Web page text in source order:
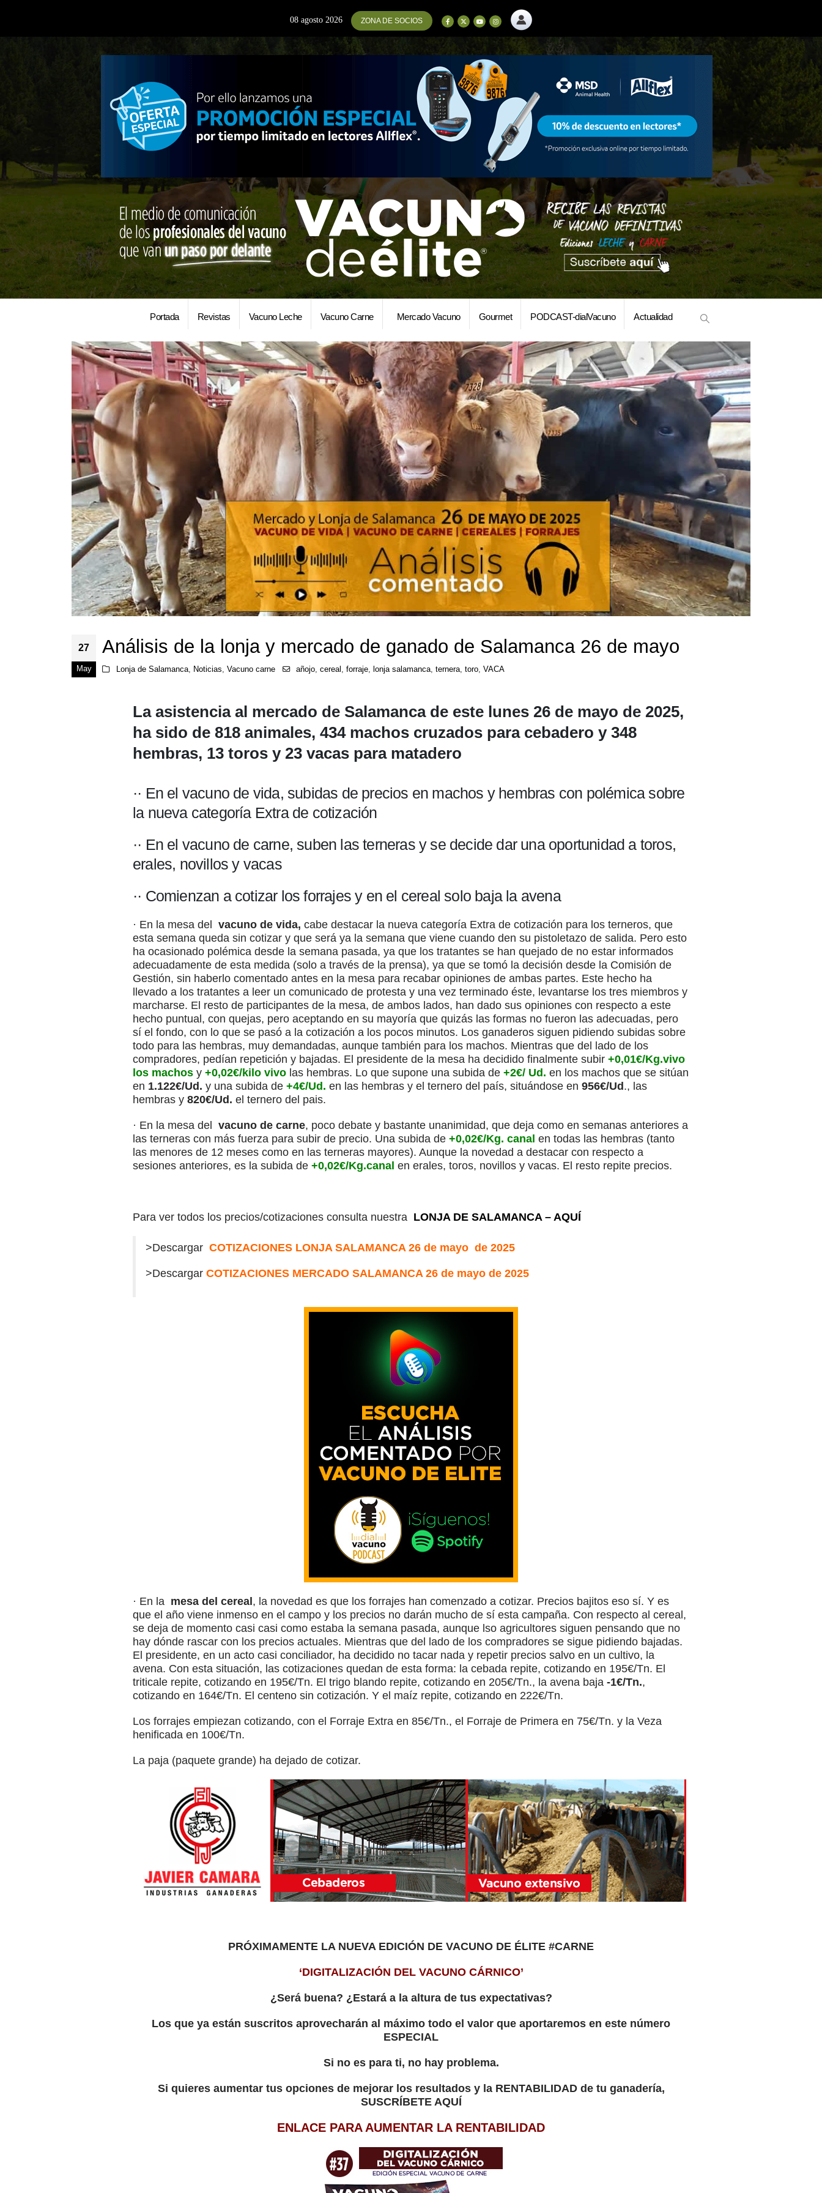
08 agosto 2026 ZONA DE SOCIOS
Portada Revistas Vacuno Leche Vacuno Carne Mercado Vacuno Gourmet PODCAST-dialVacuno Actualidad
27
May
Análisis de la lonja y mercado de ganado de Salamanca 26 de mayo
Lonja de Salamanca, Noticias, Vacuno carne añojo,cereal ,forraje, lonja salamanca,ternera,toro,VACA
La asistencia al mercado de Salamanca de este lunes 26 de mayo de 2025,
ha sido de 818 animales, 434 machos cruzados para cebadero y 348
hembras, 13 toros y 23 vacas para matadero
·· En el vacuno de vida, subidas de precios en machos y hembras con polémica sobre
la nueva categoría Extra de cotización
·· En el vacuno de carne, suben las terneras y se decide dar una oportunidad a toros,
erales, novillos y vacas
·· Comienzan a cotizar los forrajes y en el cereal solo baja la avena
· En la mesa del vacuno de vida, cabe destacar la nueva categoría Extra de cotización para los terneros, que
esta semana queda sin cotizar y que será ya la semana que viene cuando den su pistoletazo de salida. Pero esto
ha ocasionado polémica desde la semana pasada, ya que los tratantes se han quejado de no estar informados
adecuadamente de esta medida (solo a través de la prensa), ya que se tomó la decisión desde la Comisión de
Gestión, sin haberlo comentado antes en la mesa para recabar opiniones de ambas partes. Este hecho ha
llevado a los tratantes a leer un comunicado de protesta y una vez terminado éste, levantarse los tres miembros y
marcharse. El resto de participantes de la mesa, de ambos lados, han dado sus opiniones con respecto a este
hecho puntual, con quejas, pero aceptando en su mayoría que quizás las formas no fueron las adecuadas, pero
sí el fondo, con lo que se pasó a la cotización a los pocos minutos. Los ganaderos siguen pidiendo subidas sobre
todo para las hembras, muy demandadas, aunque también para los machos. Mientras que del lado de los
compradores, pedían repetición y bajadas. El presidente de la mesa ha decidido finalmente subir +0,01€/Kg.vivo
los machos y +0,02€/kilo vivo las hembras. Lo que supone una subida de +2€/ Ud. en los machos que se sitúan
en 1.122€/Ud. y una subida de +4€/Ud. en las hembras y el ternero del país, situándose en 956€/Ud ., las
hembras y 820€/Ud. el ternero del pais.
· En la mesa del vacuno de carne, poco debate y bastante unanimidad, que deja como en semanas anteriores a
las terneras con más fuerza para subir de precio. Una subida de +0,02€/Kg. canal en todas las hembras (tanto
las menores de 12 meses como en las terneras mayores). Aunque la novedad a destacar con respecto a
sesiones anteriores, es la subida de +0,02€/Kg.canal en erales, toros, novillos y vacas. El resto repite precios.
Para ver todos los precios/cotizaciones consulta nuestra LONJA DE SALAMANCA – AQUÍ
>Descargar COTIZACIONES LONJA SALAMANCA 26 de mayo de 2025
>Descargar COTIZACIONES MERCADO SALAMANCA 26 de mayo de 2025
· En la mesa del cereal , la novedad es que los forrajes han comenzado a cotizar. Precios bajitos eso sí. Y es
que el año viene inmenso en el campo y los precios no darán mucho de sí esta campaña. Con respecto al cereal,
se deja de momento casi casi como estaba la semana pasada, aunque lso agricultores siguen pensando que no
hay dónde rascar con los precios actuales. Mientras que del lado de los compradores se sigue pidiendo bajadas.
El presidente, en un acto casi conciliador, ha decidido no tacar nada y repetir precios salvo en un cultivo, la
avena. Con esta situación, las cotizaciones quedan de esta forma: la cebada repite, cotizando en 195€/Tn. El
triticale repite, cotizando en 195€/Tn. El trigo blando repite, cotizando en 205€/Tn., la avena baja -1€/Tn.,
cotizando en 164€/Tn. El centeno sin cotización. Y el maíz repite, cotizando en 222€/Tn.
Los forrajes empiezan cotizando, con el Forraje Extra en 85€/Tn., el Forraje de Primera en 75€/Tn. y la Veza
henificada en 100€/Tn.
La paja (paquete grande) ha dejado de cotizar.
PRÓXIMAMENTE LA NUEVA EDICIÓN DE VACUNO DE ÉLITE #CARNE
‘DIGITALIZACIÓN DEL VACUNO CÁRNICO’
¿Será buena? ¿Estará a la altura de tus expectativas?
Los que ya están suscritos aprovecharán al máximo todo el valor que aportaremos en este número
ESPECIAL
Si no es para ti, no hay problema.
Si quieres aumentar tus opciones de mejorar los resultados y la RENTABILIDAD de tu ganadería,
SUSCRÍBETE AQUÍ
ENLACE PARA AUMENTAR LA RENTABILIDAD